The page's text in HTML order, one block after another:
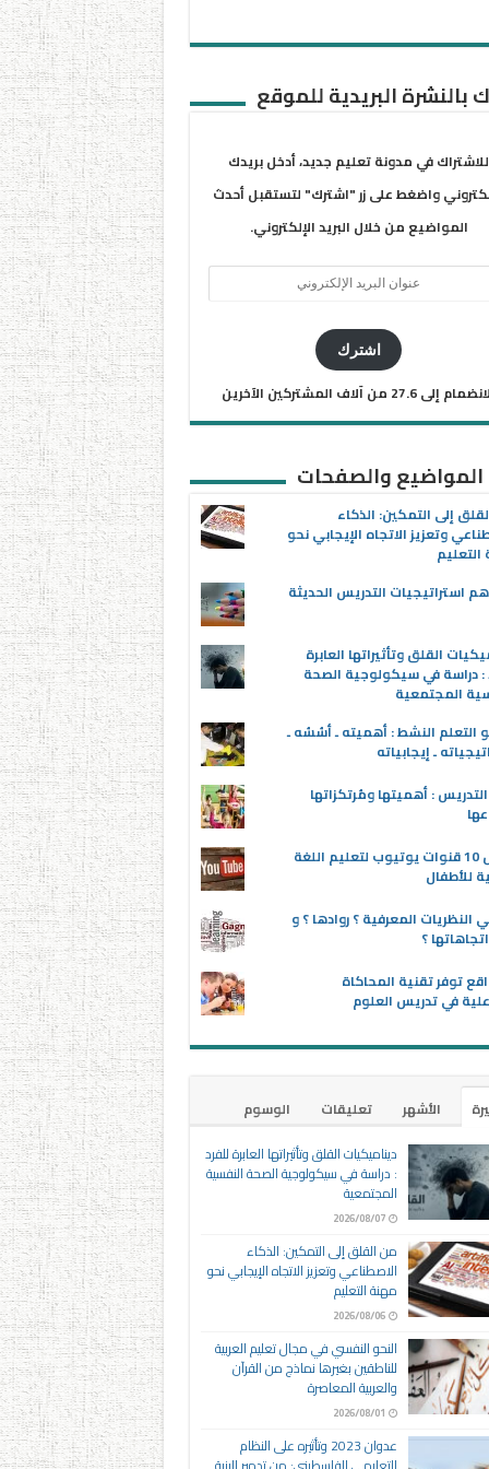
بالنشرة البريدية للموقع
للاشتراك في مدونة تعليم جديد، أدخل بريدك
واضغط على زر "اشترك" لتستقبل أحدث
المواضيع من خلال البريد الإلكتروني.
اشترك
إلى 27.6 من آلاف المشتركين الآخرين
المواضيع والصفحات
إلى التمكين: الذكاء
وتعزيز الاتجاه الإيجابي نحو
استراتيجيات التدريس الحديثة
القلق وتأثيراتها العابرة
: دراسة في سيكولوجية الصحة
المجتمعية
التعلم النشط : أهميته ـ أسُسُه ـ
ـ إيجابياته
: أهميتها ومُرتكزاتها
أفضل 10 قنوات يوتيوب لتعليم اللغة
للأطفال
النظريات المعرفية ؟ روادها ؟ و
؟
توفر تقنية المحاكاة
في تدريس العلوم
الأشهر تعليقات
الوسوم
ديناميكيات القلق وتأثيراتها العابرة للفرد
: دراسة في سيكولوجية الصحة النفسية
المجتمعية
2026/08/07
من القلق إلى التمكين: الذكاء
الاصطناعي وتعزيز الاتجاه الإيجابي نحو
مهنة التعليم
2026/08/06
النحو النفسي في مجال تعليم العربية
للناطقين بغيرها نماذج من القرآن
والعربية المعاصرة
2026/08/01
عدوان 2023 وتأثيره على النظام